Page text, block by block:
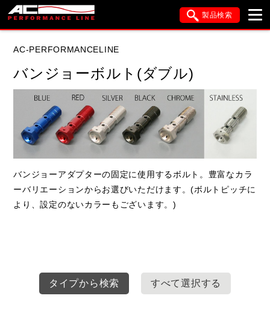
製品検索
データを準備しています。
AC-PERFORMANCELINE
バンジョーボルト(ダブル)
バンジョーアダプターの固定に使用するボルト。豊富なカラ
ーバリエーションからお選びいただけます。(ボルトピッチに
より、設定のないカラーもございます。)
タイプから検索 すべて選択する